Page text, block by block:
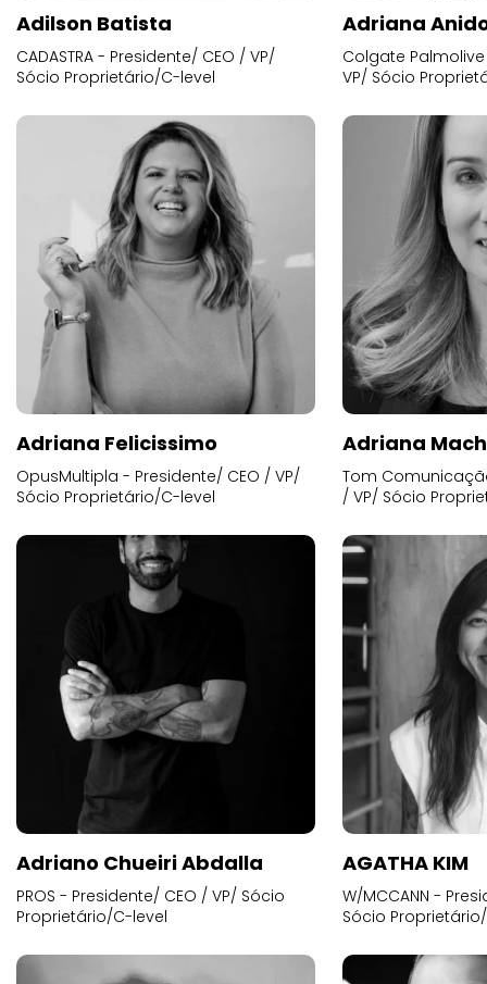
Adilson Batista
CADASTRA - Presidente/ CEO / VP/
Sócio Proprietário/C-level
Adriana
Colgate
VP/ Sócio
Adriana Felicissimo
OpusMultipla - Presidente/ CEO / VP/
Sócio Proprietário/C-level
Adriana
Tom
/ VP/ Sócio
Adriano Chueiri Abdalla
PROS - Presidente/ CEO / VP/ Sócio
Proprietário/C-level
AGATHA KIM
W/MCCANN -
Sócio